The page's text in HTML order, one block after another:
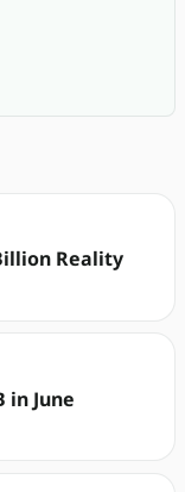
Reality
in June